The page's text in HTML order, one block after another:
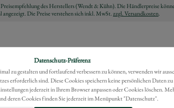
des Herstellers (Wendt & Kühn). Die Händlerpreise
angezeigt. Die Preise verstehen sich inkl. MwSt.zzgl. Versandkosten.
Datenschutz-Präferenz
zu gestalten und fortlaufend verbessern zu können, verwenden wir
erforderlich sind. Diese Cookies speichern keine persönlichen Daten zu
jederzeit in Ihrem Browser anpassen oder Cookies löschen.
deren Cookies finden Sie jederzeit im Menüpunkt "Datenschutz".